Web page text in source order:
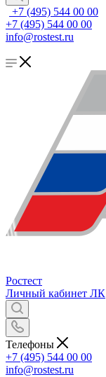
+7 (495) 544 00 00
+7 (495) 544 00 00
info@rostest.ru
Ростест
Личный кабинет ЛК
Телефоны
+7 (495) 544 00 00
info@rostest.ru